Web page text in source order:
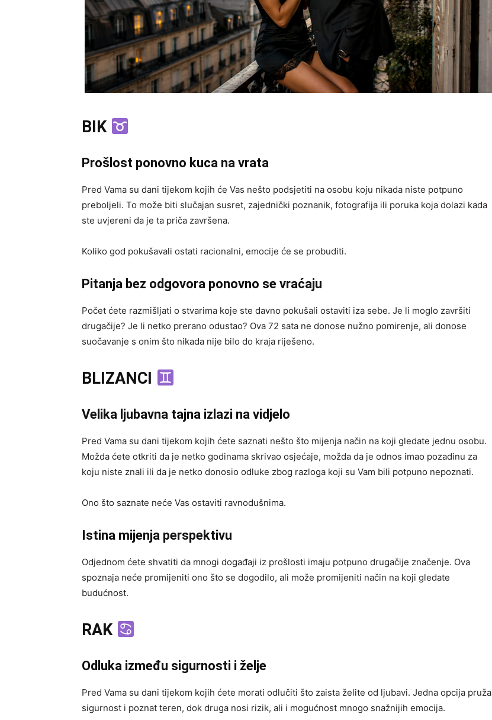
BIK
Prošlost ponovno kuca na vrata
Pred Vama su dani tijekom kojih će Vas nešto podsjetiti na osobu koju nikada niste potpuno
preboljeli. To može biti slučajan susret, zajednički poznanik, fotografija ili poruka koja dolazi kada
ste uvjereni da je ta priča završena.
Koliko god pokušavali ostati racionalni, emocije će se probuditi.
Pitanja bez odgovora ponovno se vraćaju
Počet ćete razmišljati o stvarima koje ste davno pokušali ostaviti iza sebe. Je li moglo završiti
drugačije? Je li netko prerano odustao? Ova 72 sata ne donose nužno pomirenje, ali donose
suočavanje s onim što nikada nije bilo do kraja riješeno.
BLIZANCI
Velika ljubavna tajna izlazi na vidjelo
Pred Vama su dani tijekom kojih ćete saznati nešto što mijenja način na koji gledate jednu osobu.
Možda ćete otkriti da je netko godinama skrivao osjećaje, možda da je odnos imao pozadinu za
koju niste znali ili da je netko donosio odluke zbog razloga koji su Vam bili potpuno nepoznati.
Ono što saznate neće Vas ostaviti ravnodušnima.
Istina mijenja perspektivu
Odjednom ćete shvatiti da mnogi događaji iz prošlosti imaju potpuno drugačije značenje. Ova
spoznaja neće promijeniti ono što se dogodilo, ali može promijeniti način na koji gledate
budućnost.
RAK
Odluka između sigurnosti i želje
Pred Vama su dani tijekom kojih ćete morati odlučiti što zaista želite od ljubavi. Jedna opcija pruža
sigurnost i poznat teren, dok druga nosi rizik, ali i mogućnost mnogo snažnijih emocija.